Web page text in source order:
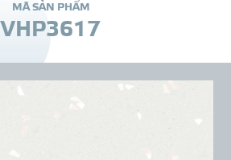
THƯ
MÃ SẢN PHẨM
VHP3617